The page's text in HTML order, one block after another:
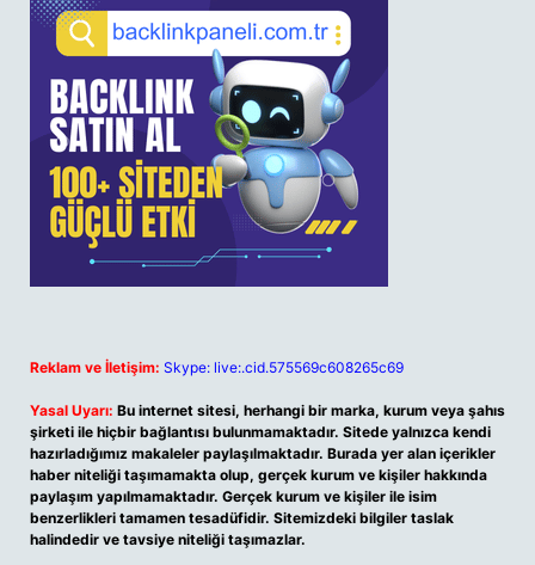
Reklam ve İletişim: Skype: live:.cid.575569c608265c69
Yasal Uyarı: Bu internet sitesi, herhangi bir marka, kurum veya şahıs
şirketi ile hiçbir bağlantısı bulunmamaktadır. Sitede yalnızca kendi
hazırladığımız makaleler paylaşılmaktadır. Burada yer alan içerikler
haber niteliği taşımamakta olup, gerçek kurum ve kişiler hakkında
paylaşım yapılmamaktadır. Gerçek kurum ve kişiler ile isim
benzerlikleri tamamen tesadüfidir. Sitemizdeki bilgiler taslak
halindedir ve tavsiye niteliği taşımazlar.